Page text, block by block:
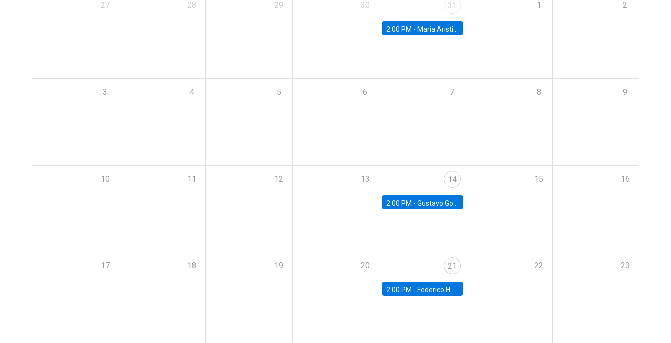
27 28 29 30 31
2:00 PM - Maria Aristizabal-Ramirez, FED Board
1 2
3 4 5 6 7 8 9
10 11 12 13 14
2:00 PM - Gustavo González - Banco Central de Chile
15 16
17 18 19 20 21
2:00 PM - Federico Huneeus - Banco Central de Chile
22 23